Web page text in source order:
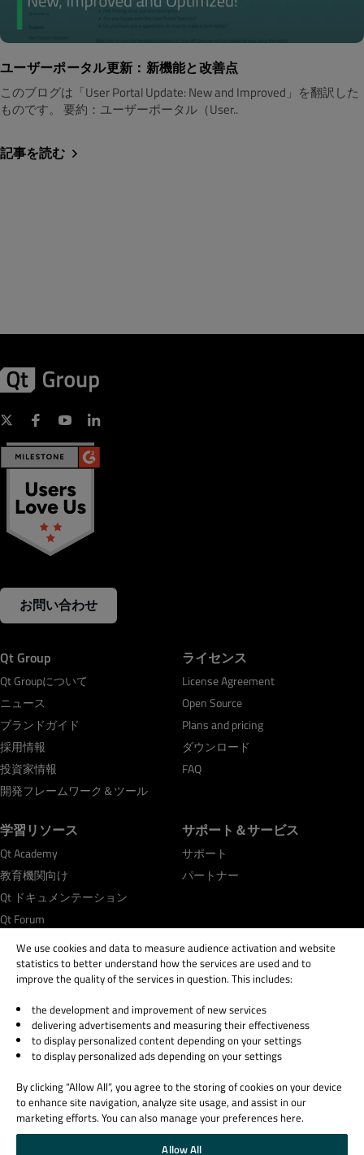
ユーザーポータル更新：新機能と改善点
このブログは「User Portal Update: New and Improved」を翻訳した
ものです。 要約：ユーザーポータル（User..
記事を読む
お問い合わせ
Qt Group
Qt Groupについて
ニュース
ブランドガイド
採用情報
投資家情報
開発フレームワーク＆ツール
ライセンス
License Agreement
Open Source
Plans and pricing
ダウンロード
FAQ
学習リソース
Qt Academy
教育機関向け
Qt ドキュメンテーション
Qt Forum
サポート＆サービス
サポート
パートナー
© 2026 The Qt Company
Legal Notice
Privacy and Cookie Policy
Trust Center
Cookie Settings
Email Preferences
We use cookies and data to measure audience activation and website
statistics to better understand how the services are used and to
improve the quality of the services in question. This includes:
the development and improvement of new services
delivering advertisements and measuring their effectiveness
to display personalized content depending on your settings
to display personalized ads depending on your settings
By clicking “Allow All”, you agree to the storing of cookies on your device
to enhance site navigation, analyze site usage, and assist in our
marketing efforts. You can also manage your preferences here.
Allow All